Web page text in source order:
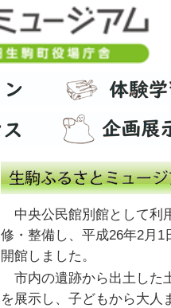
中央公民館別館として利
修・整備し、平成26年2月
開館しました。
市内の遺跡から出土した
を展示し、子どもから大人